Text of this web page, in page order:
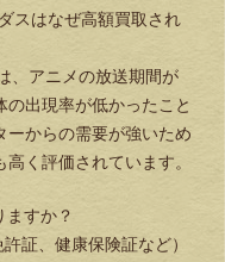
スはなぜ高額買取され
、アニメの放送期間が
出現率が低かったこと
ーからの需要が強いため
く評価されています。
すか？
証、健康保険証など）